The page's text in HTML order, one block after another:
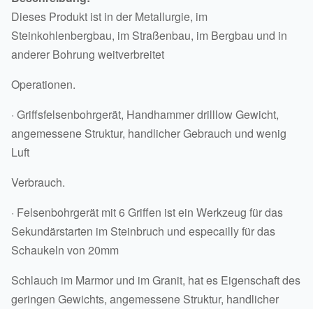
Dieses Produkt ist in der Metallurgie, im
Steinkohlenbergbau, im Straßenbau, im Bergbau und in
anderer Bohrung weitverbreitet
Operationen.
· Griffsfelsenbohrgerät, Handhammer drilllow Gewicht,
angemessene Struktur, handlicher Gebrauch und wenig
Luft
Verbrauch.
· Felsenbohrgerät mit 6 Griffen ist ein Werkzeug für das
Sekundärstarten im Steinbruch und especailly für das
Schaukeln von 20mm
Schlauch im Marmor und im Granit, hat es Eigenschaft des
geringen Gewichts, angemessene Struktur, handlicher